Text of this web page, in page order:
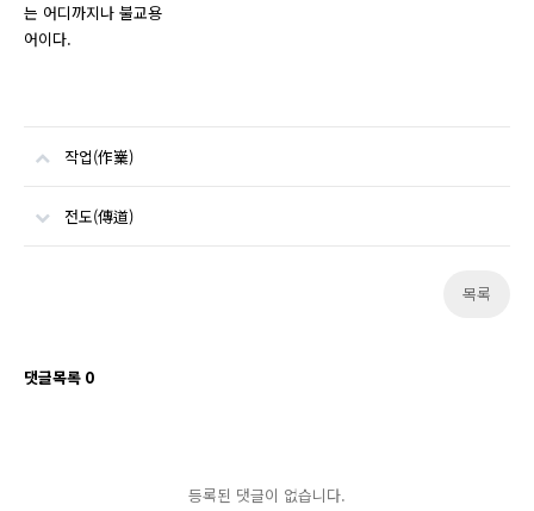
는 어디까지나 불교용
어이다.
작업(作嶪)
전도(傳道)
목록
댓글목록 0
등록된 댓글이 없습니다.